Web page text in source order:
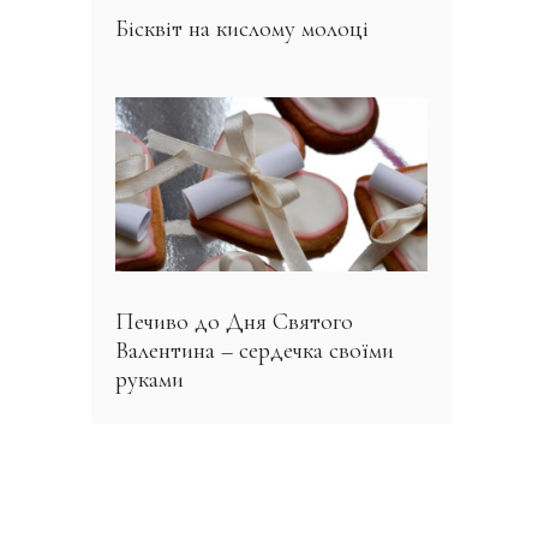
Бісквіт на кислому молоці
Печиво до Дня Святого
Валентина – сердечка своїми
руками